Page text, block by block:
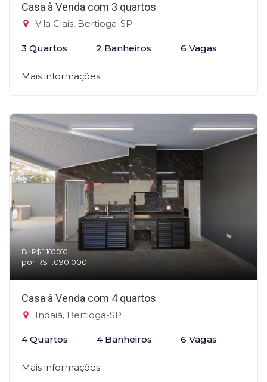
Casa à Venda com 3 quartos
Vila Clais, Bertioga-SP
3 Quartos 2 Banheiros 6 Vagas
Mais informações
De R$ 1.100.000
por R$ 1.090.000
Casa à Venda com 4 quartos
Indaiá, Bertioga-SP
4 Quartos 4 Banheiros 6 Vagas
Mais informações